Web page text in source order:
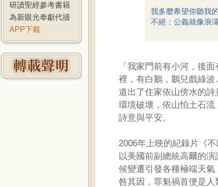
研讀聖經參考書籍
為新眼光奉獻代禱
APP下載
我多麼希望你聽我
不絕；公義就像浪
「我家門前有小河，後
裡，有白鵝，鵝兒戲綠
道出了住家依山傍水的
環境破壞，依山怕土石
詩意與平安。
2006年上映的紀錄片《
以美國前副總統高爾的
候變遷引發各種極端天
咎其因，罪魁禍首便是